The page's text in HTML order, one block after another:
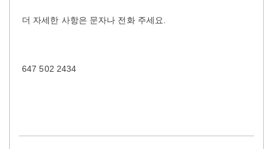
더 자세한 사항은 문자나 전화 주세요.
647 502 2434